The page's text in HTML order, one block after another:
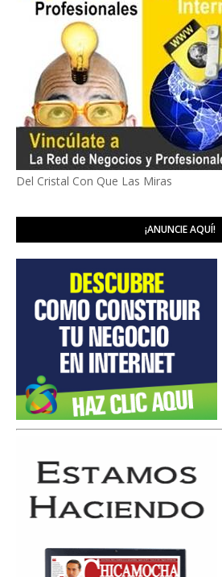
Del Cristal Con Que Las Miras
¡ANUNCIE AQUÍ!